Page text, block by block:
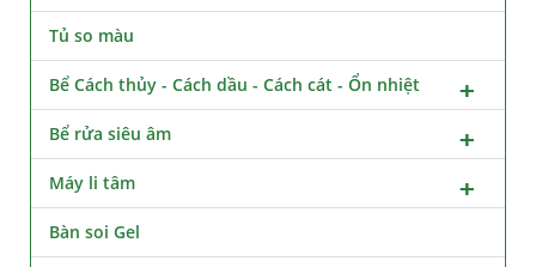
Tủ so màu
Bể Cách thủy - Cách dầu - Cách cát - Ổn nhiệt
Bể rửa siêu âm
Máy li tâm
Bàn soi Gel